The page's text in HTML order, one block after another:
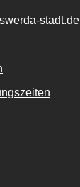
stadt.de